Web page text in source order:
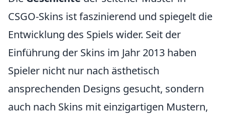
CSGO-Skins ist faszinierend und spiegelt die
Entwicklung des Spiels wider. Seit der
Einführung der Skins im Jahr 2013 haben
Spieler nicht nur nach ästhetisch
ansprechenden Designs gesucht, sondern
auch nach Skins mit einzigartigen Mustern,